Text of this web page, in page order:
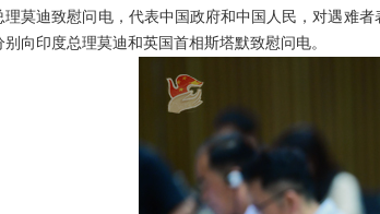
理莫迪致慰问电，代表中国政府和中国人民，对遇难
别向印度总理莫迪和英国首相斯塔默致慰问电。